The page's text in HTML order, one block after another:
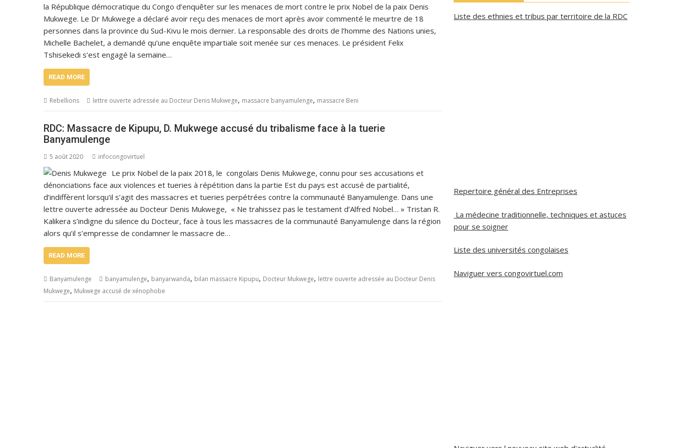
la République démocratique du Congo d’enquêter sur les menaces de mort contre le prix Nobel de la paix Denis
Mukwege. Le Dr Mukwege a déclaré avoir reçu des menaces de mort après avoir commenté le meurtre de 18
personnes dans la province du Sud-Kivu le mois dernier. La responsable des droits de l’homme des Nations unies,
Michelle Bachelet, a demandé qu’une enquête impartiale soit menée sur ces menaces. Le président Felix
Tshisekedi s’est engagé la semaine…
READ MORE
Rebellions lettre ouverte adressée au Docteur Denis Mukwege, massacre banyamulenge, massacre Beni
RDC: Massacre de Kipupu, D. Mukwege accusé du tribalisme face à la tuerie
Banyamulenge
5 août 2020 infocongovirtuel
Le prix Nobel de la paix 2018, le congolais Denis Mukwege, connu pour ses accusations et
dénonciations face aux violences et tueries à répétition dans la partie Est du pays est accusé de partialité,
d’indiffèrent lorsqu’il s’agit des massacres et tueries perpétrées contre la communauté Banyamulenge. Dans une
lettre ouverte adressée au Docteur Denis Mukwege, « Ne trahissez pas le testament d’Alfred Nobel… » Tristan R.
Kalikera s’indigne du silence du Docteur, face à tous les massacres de la communauté Banyamulenge dans la région
alors qu’il s’empresse de condamner le massacre de…
READ MORE
Banyamulenge banyamulenge, banyarwanda, bilan massacre Kipupu, Docteur Mukwege, lettre ouverte adressée au Docteur Denis
Mukwege, Mukwege accusé de xénophobe
Liste des ethnies et tribus par territoire de la RDC
Repertoire général des Entreprises
La médecine traditionnelle, techniques et astuces
pour se soigner
Liste des universités congolaises
Naviguer vers congovirtuel.com